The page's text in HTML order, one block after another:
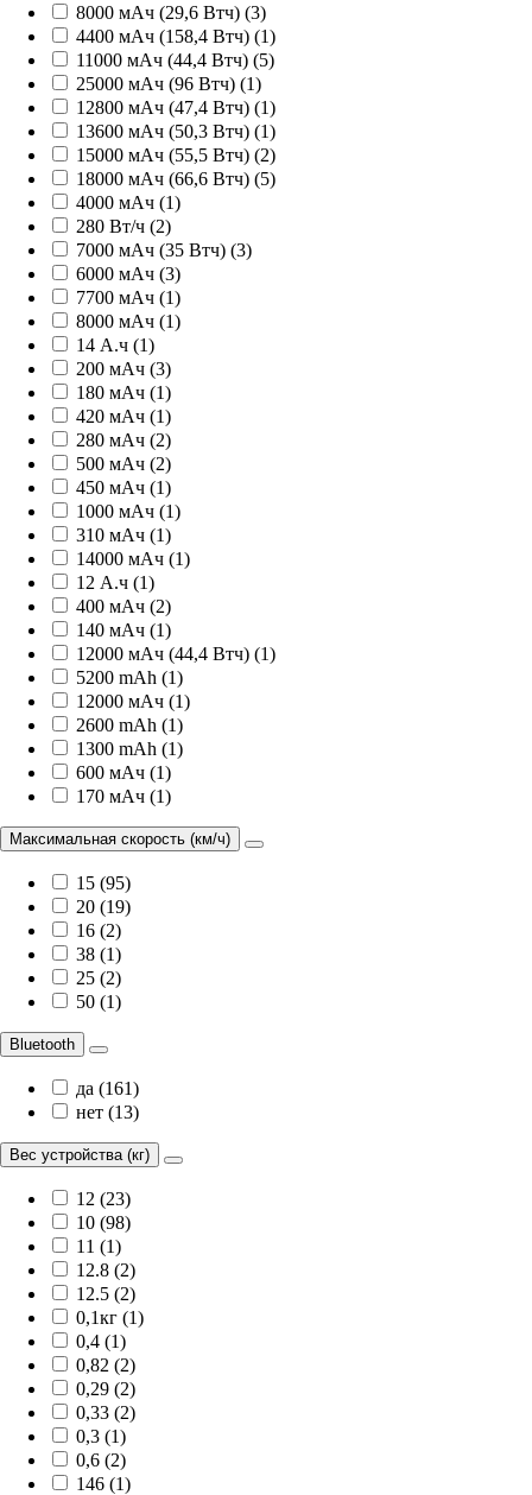
8000 мАч (29,6 Втч) (3)
4400 мАч (158,4 Втч) (1)
11000 мАч (44,4 Втч) (5)
25000 мАч (96 Втч) (1)
12800 мАч (47,4 Втч) (1)
13600 мАч (50,3 Втч) (1)
15000 мАч (55,5 Втч) (2)
18000 мАч (66,6 Втч) (5)
4000 мАч (1)
280 Вт/ч (2)
7000 мАч (35 Втч) (3)
6000 мАч (3)
7700 мАч (1)
8000 мАч (1)
14 А.ч (1)
200 мАч (3)
180 мАч (1)
420 мАч (1)
280 мАч (2)
500 мАч (2)
450 мАч (1)
1000 мАч (1)
310 мАч (1)
14000 мАч (1)
12 А.ч (1)
400 мАч (2)
140 мАч (1)
12000 мАч (44,4 Втч) (1)
5200 mAh (1)
12000 мАч (1)
2600 mAh (1)
1300 mAh (1)
600 мАч (1)
170 мАч (1)
Максимальная скорость (км/ч)
15 (95)
20 (19)
16 (2)
38 (1)
25 (2)
50 (1)
Bluetooth
да (161)
нет (13)
Вес устройства (кг)
12 (23)
10 (98)
11 (1)
12.8 (2)
12.5 (2)
0,1кг (1)
0,4 (1)
0,82 (2)
0,29 (2)
0,33 (2)
0,3 (1)
0,6 (2)
146 (1)